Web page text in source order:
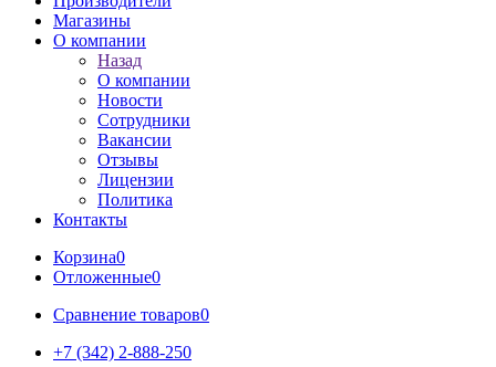
Магазины
О компании
Назад
О компании
Новости
Сотрудники
Вакансии
Отзывы
Лицензии
Политика
Контакты
Корзина0
Отложенные0
Сравнение товаров0
+7 (342) 2-888-250